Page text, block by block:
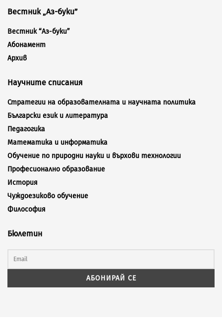
Вестник „Аз-буки”
Вестник “Аз-буки”
Абонамент
Архив
Научните списания
Стратегии на образователната и научната политика
Български език и литература
Педагогика
Математика и информатика
Обучение по природни науки и върхови технологии
Професионално образование
История
Чуждоезиково обучение
Философия
Бюлетин